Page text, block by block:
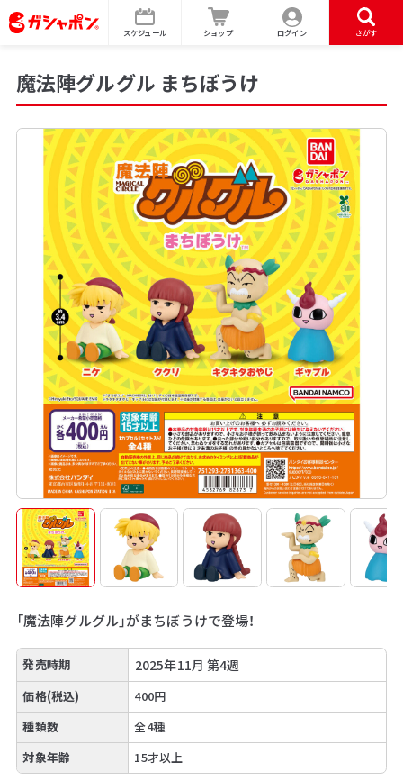
スケジュール ショップ ログイン さがす
魔法陣グルグル まちぼうけ
「魔法陣グルグル」がまちぼうけで登場！
発売時期 2025年11月 第4週
価格(税込)
400円
種類数
全4種
対象年齢
15才以上